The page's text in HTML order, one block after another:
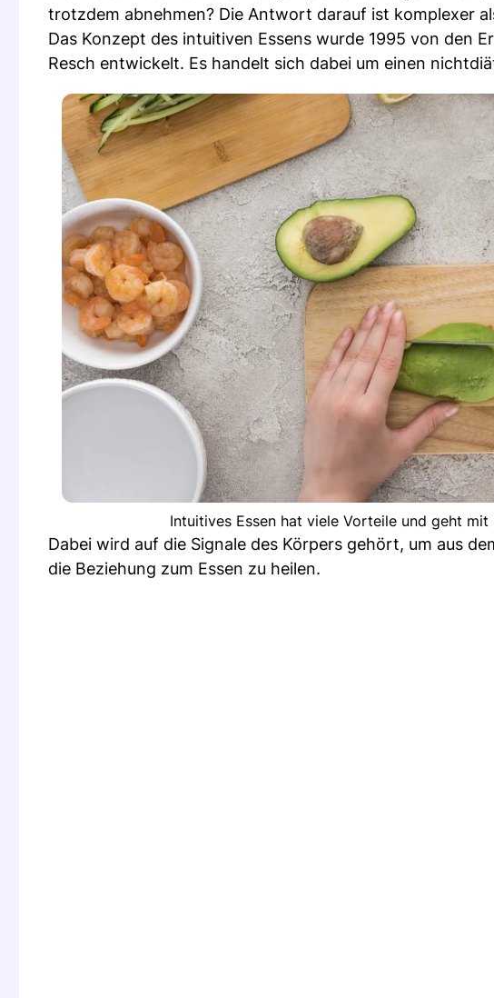
trotzdem abnehmen? Die Antwort darauf ist komplexer
Das Konzept des intuitiven Essens wurde 1995 von den
Resch entwickelt. Es handelt sich dabei um einen
Intuitives Essen hat viele Vorteile und geht
Dabei wird auf die Signale des Körpers gehört, um aus
die Beziehung zum Essen zu heilen.